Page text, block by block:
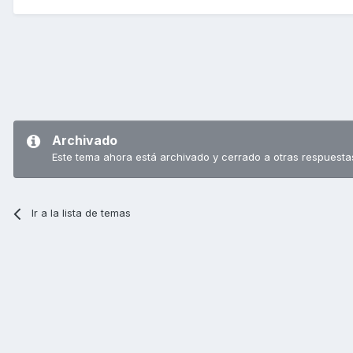
Archivado
Este tema ahora está archivado y cerrado a otras
Ir a la lista de temas